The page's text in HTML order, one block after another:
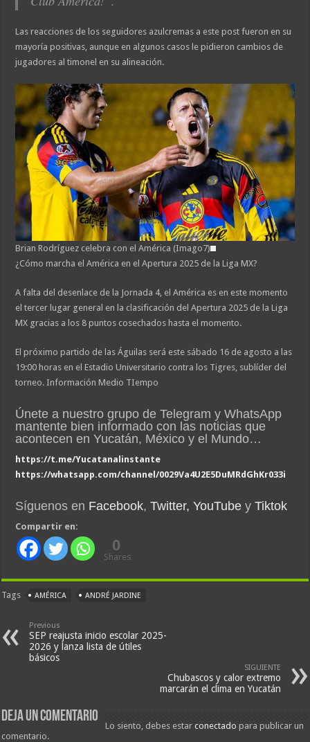
Las reacciones de los seguidores azulcremas a este post fueron en su
mayoría positivas, aunque en algunos casos le pidieron cambios de
jugadores al timonel en su alineación.
Brian Rodríguez celebra con el América (Imago7)
¿Cómo marcha el América en el Apertura 2025 de la Liga MX?
A falta del desenlace de la Jornada 4, el América es en este momento
el tercer lugar general en la clasificación del Apertura 2025 de la Liga
MX gracias a los 8 puntos cosechados hasta el momento.
El próximo partido de las Águilas será este sábado 16 de agosto a las
19:00 horas en el Estadio Universitario contra los Tigres, sublíder del
torneo. Información Medio TIempo
Únete a nuestro grupo de Telegram y WhatsApp
mantente bien informado con las noticias que
acontecen en Yucatán, México y el Mundo…
https://t.me/Yucatanalinstante
https://whatsapp.com/channel/0029Va4U2E5DuMRdGhKr033i
Síguenos en Facebook,Twitter, YouTube yTiktok
Compartir en:
0
Shares
Tags AMÉRICA ANDRÉ JARDINE
Previous
SEP reajusta inicio escolar 2025-
2026 y lanza lista de útiles
básicos
SIGUIENTE
Chubascos y calor extremo
marcarán el clima en Yucatán
Deja un comentario
Lo siento, debes estarconectado para publicar un
comentario.